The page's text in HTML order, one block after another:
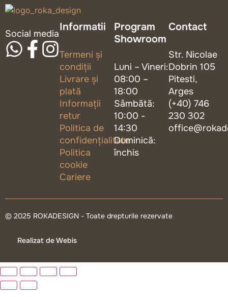
logo_roka_design
Social media
Informatii
Termeni și
condiții
Livrare și
plată
Informații
retur
Politica de
confidențialitate
Politica
cookie
Cariere
Program
Showroom
Luni – Vineri:
08:00 –
18:00
Sâmbătă:
10:00 -
14:30
Duminică:
închis
Contact
Str. Nicolae
Dobrin 105
Pitesti,
Arges
(+40) 746
230 302
© 2025 ROKADESIGN - Toate drepturile rezervate
Realizat de Webis